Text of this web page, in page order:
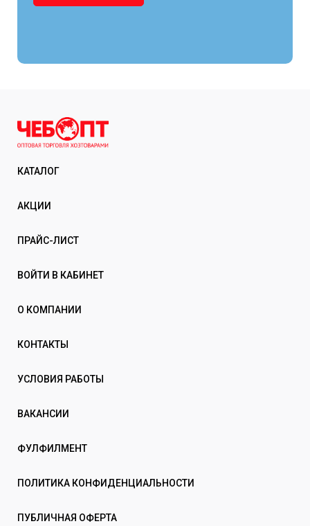
КАТАЛОГ
АКЦИИ
ПРАЙС-ЛИСТ
ВОЙТИ В КАБИНЕТ
О КОМПАНИИ
КОНТАКТЫ
УСЛОВИЯ РАБОТЫ
ВАКАНСИИ
ФУЛФИЛМЕНТ
ПОЛИТИКА КОНФИДЕНЦИАЛЬНОСТИ
ПУБЛИЧНАЯ ОФЕРТА